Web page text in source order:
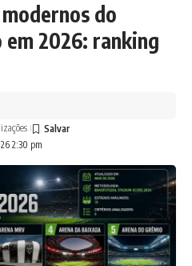
do
2026: ranking
2:30 pm